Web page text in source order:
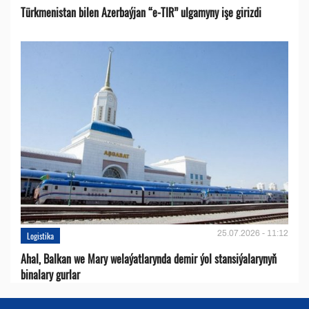
Türkmenistan bilen Azerbaýjan “e-TIR” ulgamyny işe girizdi
Logistika 25.07.2026 - 11:12
Ahal, Balkan we Mary welaýatlarynda demir ýol stansiýalarynyň
binalary gurlar